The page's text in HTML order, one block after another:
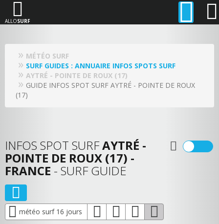
ALLOSURF
MÉTÉO SURF
SURF GUIDES : ANNUAIRE INFOS SPOTS SURF
AYTRÉ - POINTE DE ROUX (17)
GUIDE INFOS SPOT SURF AYTRÉ - POINTE DE ROUX
(17)
INFOS SPOT SURFAYTRÉ -
POINTE DE ROUX (17) -
FRANCE - SURF GUIDE
météo surf 16 jours